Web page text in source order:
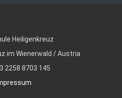
Heiligenkreuz
im Wienerwald / Austria
2258 8703 145